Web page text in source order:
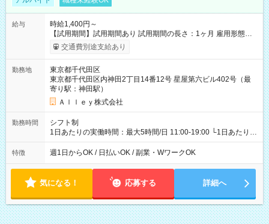
給与
時給1,400円～
【試用期間】試用期間あり 試用期間の長さ：1ヶ月 雇用形態、
給与は本採用時と同じです。
交通費別途支給あり
勤務地
東京都千代田区
東京都千代田区内神田2丁目14番12号 星屋第六ビル402号（最
寄り駅：神田駅）
Ａｌｌｅｙ株式会社
勤務時間
シフト制
1日あたりの実働時間：最大5時間/日 11:00-19:00 └1日あたりの
実働時間：1-5時間 └上記の時間帯内であれば、いつでも勤務可
能！ └平日・土曜日の中で、お好きな曜日でご勤務いただけま
18:00 などのように、自由な働き方が可能なお仕事です！
特徴 週1日からOK / 日払いOK / 副業・WワークOK
気になる！ 応募する 詳細へ